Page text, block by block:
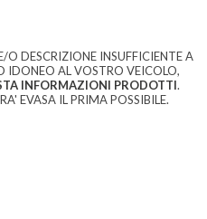
O DESCRIZIONE INSUFFICIENTE A
IDONEO AL VOSTRO VEICOLO,
INFORMAZIONI PRODOTTI.
EVASA IL PRIMA POSSIBILE.